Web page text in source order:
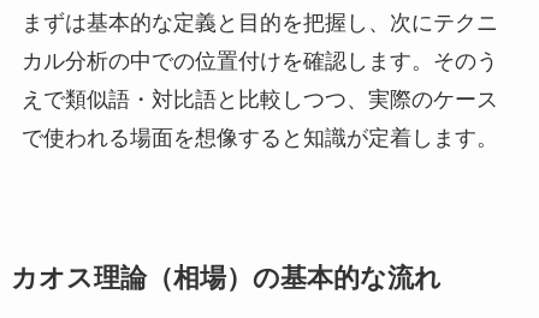
まずは基本的な定義と目的を把握し、次にテクニ
カル分析の中での位置付けを確認します。そのう
えで類似語・対比語と比較しつつ、実際のケース
で使われる場面を想像すると知識が定着します。
カオス理論（相場）の基本的な流れ